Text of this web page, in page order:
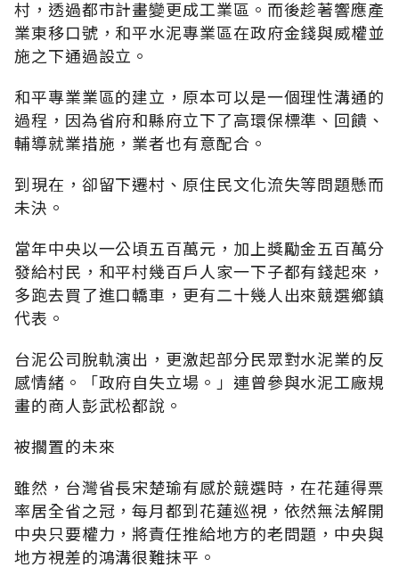
村，透過都市計畫變更成工業區。而後趁著響應產
業東移口號，和平水泥專業區在政府金錢與威權並
施之下通過設立。
和平專業業區的建立，原本可以是一個理性溝通的
過程，因為省府和縣府立下了高環保標準、回饋、
輔導就業措施，業者也有意配合。
到現在，卻留下遷村、原住民文化流失等問題懸而
未決。
當年中央以一公頃五百萬元，加上獎勵金五百萬分
發給村民，和平村幾百戶人家一下子都有錢起來，
多跑去買了進口轎車，更有二十幾人出來競選鄉鎮
代表。
台泥公司脫軌演出，更激起部分民眾對水泥業的反
感情緒。「政府自失立場。」連曾參與水泥工廠規
畫的商人彭武松都說。
被擱置的未來
雖然，台灣省長宋楚瑜有感於競選時，在花蓮得票
率居全省之冠，每月都到花蓮巡視，依然無法解開
中央只要權力，將責任推給地方的老問題，中央與
地方視差的鴻溝很難抹平。